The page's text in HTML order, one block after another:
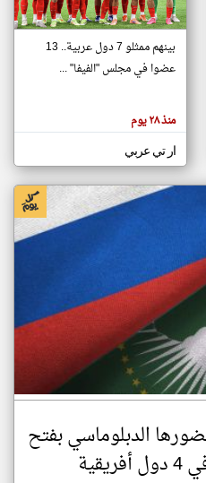
تغيير الدولة
اخبار جزر القمر على مدار الساعة
اخبار جزر القمر العاجلة والمباشرة
بينهم ممثلو 7 دول عربية.. 13
عضوا في مجلس "الفيفا" ...
منذ ٢٨ يوم
ار تي عربي
الدبلوماسي بفتح
klyoum.com